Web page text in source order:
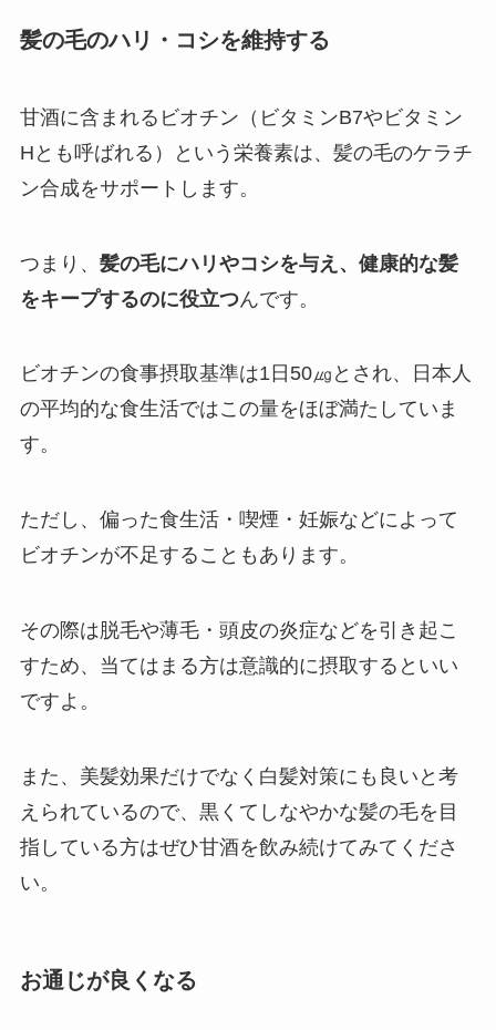
髪の毛のハリ・コシを維持する
甘酒に含まれるビオチン（ビタミンB7やビタミン
Hとも呼ばれる）という栄養素は、髪の毛のケラチ
ン合成をサポートします。
つまり、 髪の毛にハリやコシを与え、健康的な髪
をキープするのに役立つんです。
ビオチンの食事摂取基準は1日50㎍とされ、日本人
の平均的な食生活ではこの量をほぼ満たしていま
す。
ただし、偏った食生活・喫煙・妊娠などによって
ビオチンが不足することもあります。
その際は脱毛や薄毛・頭皮の炎症などを引き起こ
すため、当てはまる方は意識的に摂取するといい
ですよ。
また、美髪効果だけでなく白髪対策にも良いと考
えられているので、黒くてしなやかな髪の毛を目
指している方はぜひ甘酒を飲み続けてみてくださ
い。
お通じが良くなる